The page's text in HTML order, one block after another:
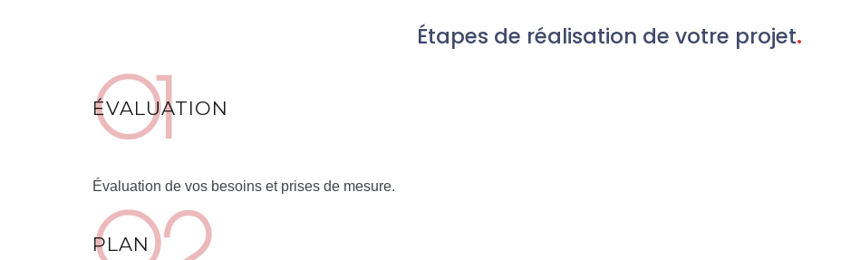
Étapes de réalisation de votre projet.
ÉVALUATION
Évaluation de vos besoins et prises de mesure.
PLAN